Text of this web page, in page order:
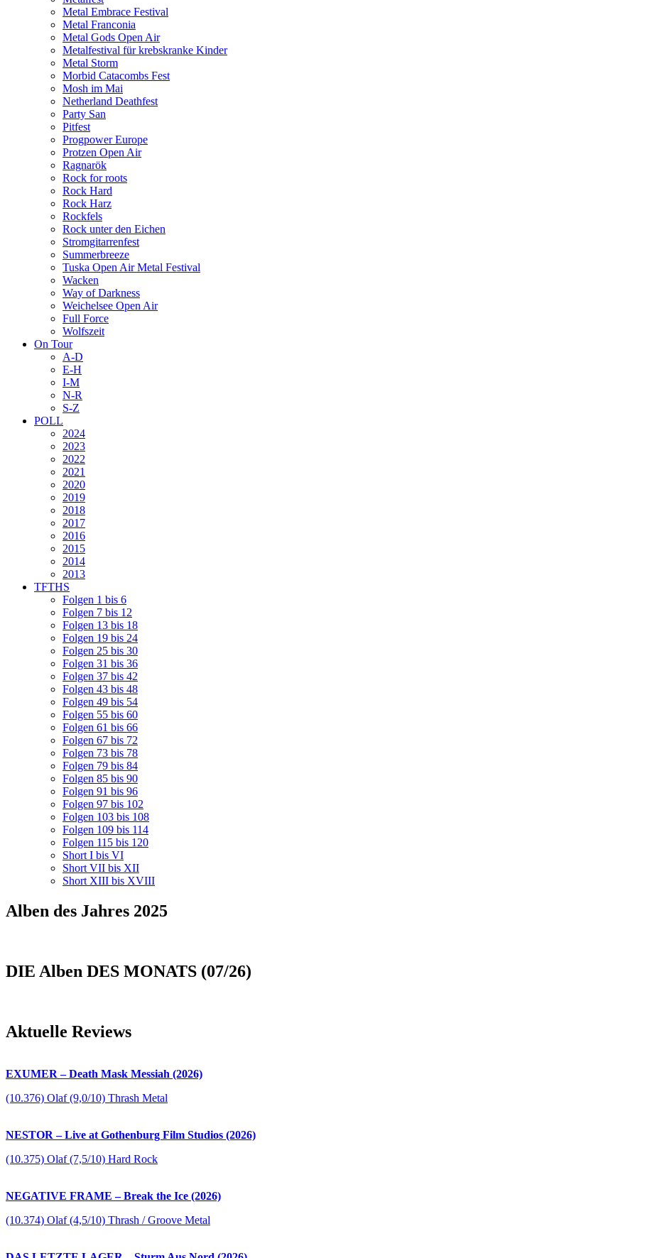
Metal Embrace Festival
Metal Franconia
Metal Gods Open Air
Metalfestival für krebskranke Kinder
Metal Storm
Morbid Catacombs Fest
Mosh im Mai
Netherland Deathfest
Party San
Pitfest
Progpower Europe
Protzen Open Air
Ragnarök
Rock for roots
Rock Hard
Rock Harz
Rockfels
Rock unter den Eichen
Stromgitarrenfest
Summerbreeze
Tuska Open Air Metal Festival
Wacken
Way of Darkness
Weichelsee Open Air
Full Force
Wolfszeit
On Tour
A-D
E-H
I-M
N-R
S-Z
POLL
2024
2023
2022
2021
2020
2019
2018
2017
2016
2015
2014
2013
TFTHS
Folgen 1 bis 6
Folgen 7 bis 12
Folgen 13 bis 18
Folgen 19 bis 24
Folgen 25 bis 30
Folgen 31 bis 36
Folgen 37 bis 42
Folgen 43 bis 48
Folgen 49 bis 54
Folgen 55 bis 60
Folgen 61 bis 66
Folgen 67 bis 72
Folgen 73 bis 78
Folgen 79 bis 84
Folgen 85 bis 90
Folgen 91 bis 96
Folgen 97 bis 102
Folgen 103 bis 108
Folgen 109 bis 114
Folgen 115 bis 120
Short I bis VI
Short VII bis XII
Short XIII bis XVIII
Alben des Jahres 2025
DIE Alben DES MONATS (07/26)
Aktuelle Reviews
EXUMER – Death Mask Messiah (2026)
(10.376) Olaf (9,0/10) Thrash Metal
NESTOR – Live at Gothenburg Film Studios (2026)
(10.375) Olaf (7,5/10) Hard Rock
NEGATIVE FRAME – Break the Ice (2026)
(10.374) Olaf (4,5/10) Thrash / Groove Metal